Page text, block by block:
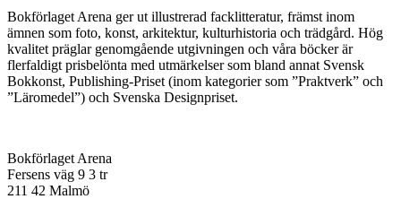
Bokförlaget Arena ger ut illustrerad facklitteratur, främst inom
ämnen som foto, konst, arkitektur, kulturhistoria och trädgård. Hög
kvalitet präglar genomgående utgivningen och våra böcker är
flerfaldigt prisbelönta med utmärkelser som bland annat Svensk
Bokkonst, Publishing-Priset (inom kategorier som ”Praktverk” och
”Läromedel”) och Svenska Designpriset.
Bokförlaget Arena
Fersens väg 9 3 tr
211 42 Malmö